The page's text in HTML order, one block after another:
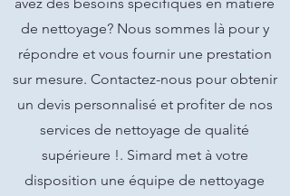
de nettoyage? Nous sommes là pour y
répondre et vous fournir une prestation
sur mesure. Contactez-nous pour obtenir
un devis personnalisé et profiter de nos
services de nettoyage de qualité
supérieure !. Simard met à votre
disposition une équipe de nettoyage